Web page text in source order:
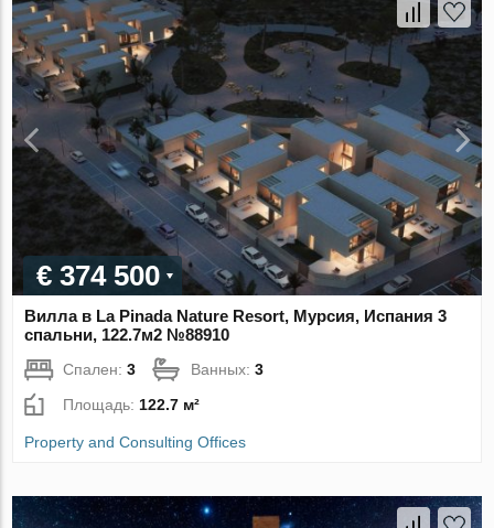
€ 374 500
Вилла в La Pinada Nature Resort, Мурсия, Испания 3
спальни, 122.7м2 №88910
Спален:3 Ванных:3
Площадь:122.7 м²
Property and Consulting Offices